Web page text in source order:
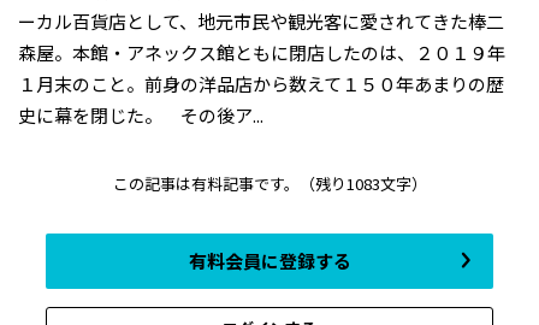
ーカル百貨店として、地元市民や観光客に愛されてきた棒二
森屋。本館・アネックス館ともに閉店したのは、２０１９年
１月末のこと。前身の洋品店から数えて１５０年あまりの歴
史に幕を閉じた。 その後ア...
この記事は有料記事です。 （残り1083文字）
有料会員に登録する